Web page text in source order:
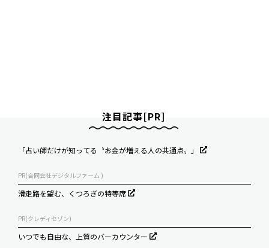
注目記事[PR]
「占い師だけが知ってる〝お金が増える人の共通点〟」
PR(合同会社デジタルファーム )
滑走路を望む、くつろぎの特等席
PR(クレディセゾン)
いつでも自由な、上質のバーカウンター